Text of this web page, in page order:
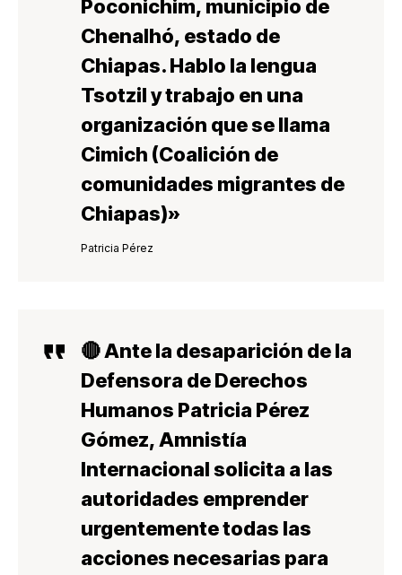
Poconichim, municipio de
Chenalhó, estado de
Chiapas. Hablo la lengua
Tsotzil y trabajo en una
organización que se llama
Cimich (Coalición de
comunidades migrantes de
Chiapas)»
Patricia Pérez
🔴 Ante la desaparición de la
Defensora de Derechos
Humanos Patricia Pérez
Gómez, Amnistía
Internacional solicita a las
autoridades emprender
urgentemente todas las
acciones necesarias para